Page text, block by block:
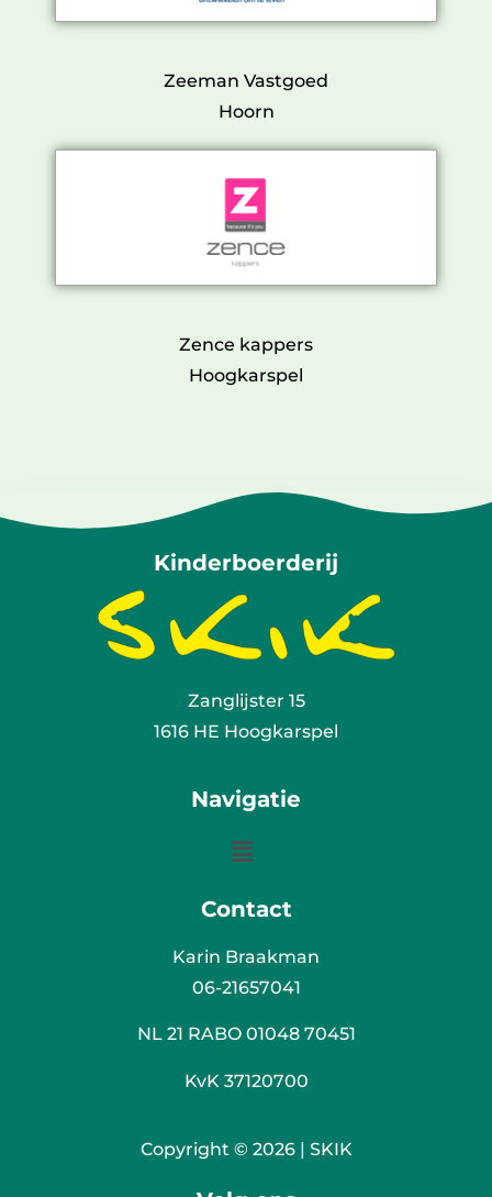
Zeeman Vastgoed
Hoorn
Zence kappers
Hoogkarspel
Kinderboerderij
Zanglijster 15
1616 HE Hoogkarspel
Navigatie
Contact
Karin Braakman
06-21657041
NL 21 RABO 01048 70451
KvK 37120700
Copyright © 2026 | SKIK